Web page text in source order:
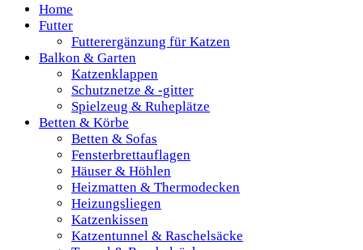
Home
Futter
Futterergänzung für Katzen
Balkon & Garten
Katzenklappen
Schutznetze & -gitter
Spielzeug & Ruheplätze
Betten & Körbe
Betten & Sofas
Fensterbrettauflagen
Häuser & Höhlen
Heizmatten & Thermodecken
Heizungsliegen
Katzenkissen
Katzentunnel & Raschelsäcke